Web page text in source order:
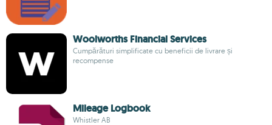
Woolworths Financial Services
Cumpărături simplificate cu beneficii de livrare și
recompense
Mileage Logbook
Whistler AB